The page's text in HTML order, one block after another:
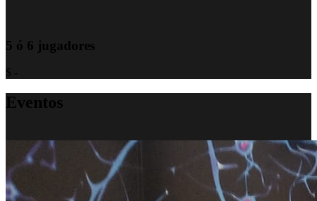
5 ó 6 jugadores
$ -
Eventos